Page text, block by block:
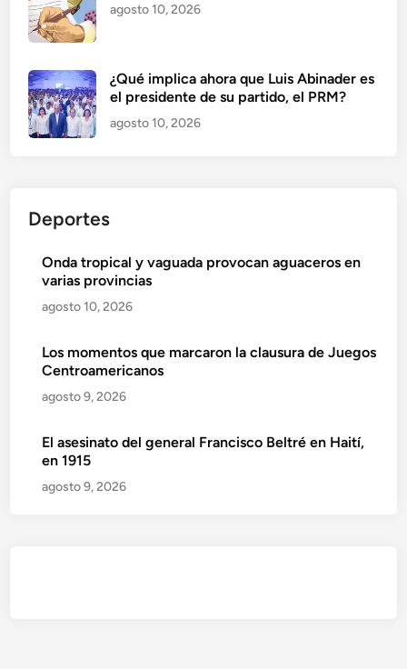
agosto 10, 2026
¿Qué implica ahora que Luis Abinader es
el presidente de su partido, el PRM?
agosto 10, 2026
Deportes
Onda tropical y vaguada provocan aguaceros en
varias provincias
agosto 10, 2026
Los momentos que marcaron la clausura de Juegos
Centroamericanos
agosto 9, 2026
El asesinato del general Francisco Beltré en Haití,
en 1915
agosto 9, 2026